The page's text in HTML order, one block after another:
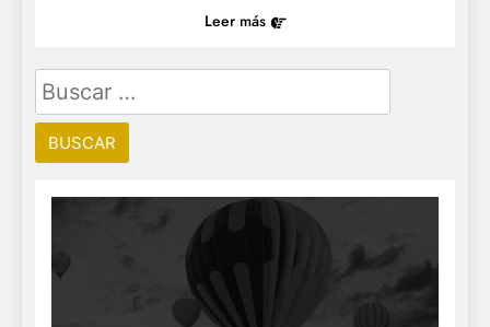
Leer más
Buscar: